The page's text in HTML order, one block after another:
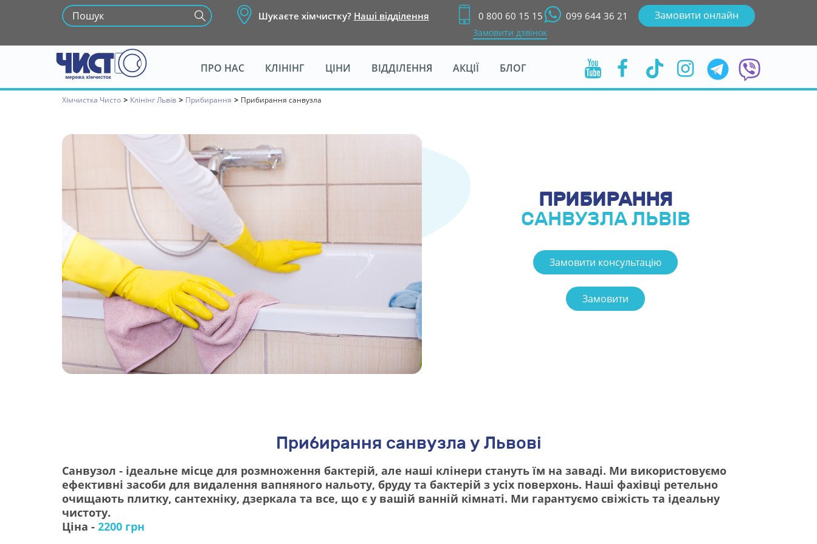
Шукаєте хімчистку? Наші відділення 0 800 60 15 15
Замовити дзвінок
099 644 36 21 Замовити онлайн
ПРО НАС КЛІНІНГ ЦІНИ ІДДІЛЕННЯ АКЦІ БЛОГ
Хімчистка Чисто > Клінінг Льві > Прибирання > Прибирання санвузла
ПРИБИРАННЯ
САНВУЗЛА ЛЬВІ
Замовити консультацію
Замовити
Прибирання санвузла у Львові
Санвузол - ідеальне місце для розмноження бактерій, але наші клінери стануть їм на заваді. Ми використовуємо
ефективні засоби для видалення вапняного нальоту, бруду та бактерій з усіх поверхонь. Наші фахівці ретельно
очищають плитку, сантехніку, дзеркала та все, що є у вашій ванній кімнаті. Ми гарантуємо свіжість та ідеальну
чистоту.
Ціна - 2200 грн